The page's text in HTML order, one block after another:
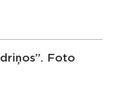
Foto